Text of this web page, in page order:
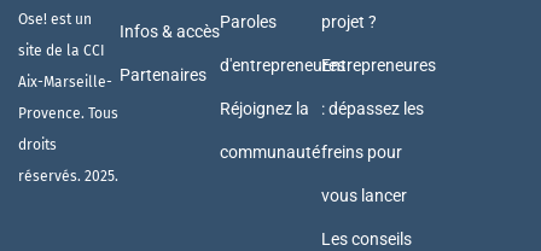
Ose! est un
site de la CCI
Aix-Marseille-
Provence. Tous
droits
réservés. 2025.
Infos & accès
Partenaires
Paroles
d'entrepreneures
Réjoignez la
communauté
projet ?
Entrepreneures
: dépassez les
freins pour
vous lancer
Les conseils